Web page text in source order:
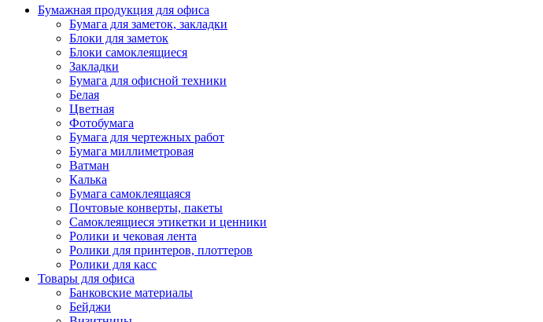
Бумажная продукция для офиса
Бумага для заметок, закладки
Блоки для заметок
Блоки самоклеящиеся
Закладки
Бумага для офисной техники
Белая
Цветная
Фотобумага
Бумага для чертежных работ
Бумага миллиметровая
Ватман
Калька
Бумага самоклеящаяся
Почтовые конверты, пакеты
Самоклеящиеся этикетки и ценники
Ролики и чековая лента
Ролики для принтеров, плоттеров
Ролики для касс
Товары для офиса
Банковские материалы
Бейджи